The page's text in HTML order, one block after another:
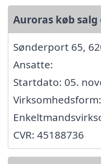
Auroras køb
Sønderport 65,
Ansatte:
Startdato: 05.
Virksomhedsform:
CVR: 45188736